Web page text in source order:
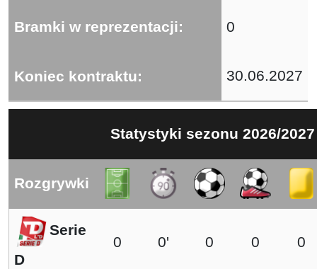
Bramki w reprezentacji: 0
Koniec kontraktu: 30.06.2027
Statystyki sezonu 2026/2027
Rozgrywki
Serie
D
0 0' 0 0 0